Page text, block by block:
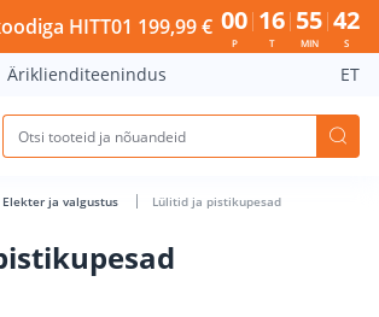
- Bauhof has loaded
HITT01 199,99 € 00
P
16
T
55
MIN
42
S
Äriklienditeenindus ET
Elekter ja valgustus Lülitid ja pistikupesad